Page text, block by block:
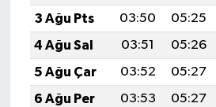
3 Ağu Pts
03:50 05:25
4 Ağu Sal
03:51 05:26
5 Ağu Çar
03:52 05:27
6 Ağu Per
03:53 05:27